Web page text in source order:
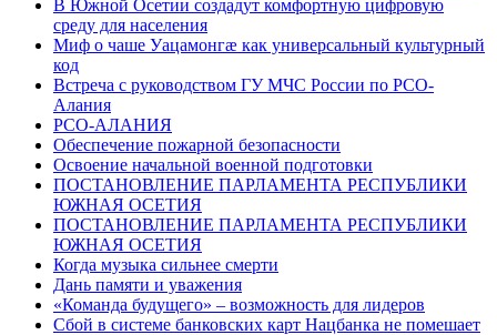
В Южной Осетии создадут комфортную цифровую
среду для населения
Миф о чаше Уацамонгæ как универсальный культурный
код
Встреча с руководством ГУ МЧС России по РСО-
Алания
РСО-АЛАНИЯ
Обеспечение пожарной безопасности
Освоение начальной военной подготовки
ПОСТАНОВЛЕНИЕ ПАРЛАМЕНТА РЕСПУБЛИКИ
ЮЖНАЯ ОСЕТИЯ
ПОСТАНОВЛЕНИЕ ПАРЛАМЕНТА РЕСПУБЛИКИ
ЮЖНАЯ ОСЕТИЯ
Когда музыка сильнее смерти
Дань памяти и уважения
«Команда будущего» – возможность для лидеров
Сбой в системе банковских карт Нацбанка не помешает